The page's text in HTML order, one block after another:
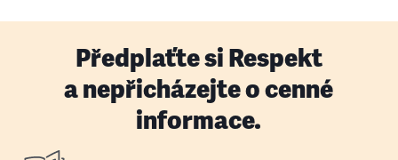
Předplaťte si Respekt
a nepřicházejte o cenné
informace.